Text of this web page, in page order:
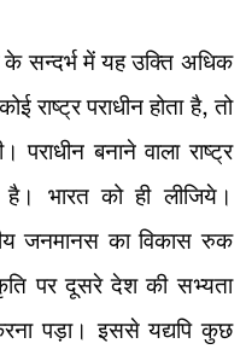
के सन्दर्भ में यह उक्ति अधिक
राष्ट्र पराधीन होता है, तो
बनाने वाला राष्ट्र
भारत को ही लीजिये।
जनमानस का विकास रुक
पर दूसरे देश की सभ्यता
पड़ा। इससे यद्यपि कुछ